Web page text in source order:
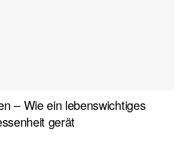
– Wie ein lebenswichtiges
gerät